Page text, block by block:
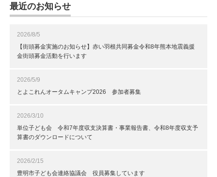
最近のお知らせ
2026/8/5
【街頭募金実施のお知らせ】赤い羽根共同募金令和8年熊本地震義援
金街頭募金活動を行います
2026/5/9
とよこれんオータムキャンプ2026 参加者募集
2026/3/10
単位子ども会 令和7年度収支決算書・事業報告書、令和8年度収支予
算書のダウンロードについて
2026/2/15
豊明市子ども会連絡協議会 役員募集しています